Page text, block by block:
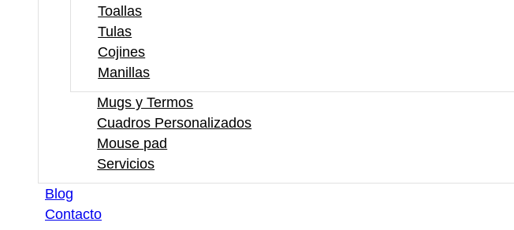
Toallas
Tulas
Cojines
Manillas
Mugs y Termos
Cuadros Personalizados
Mouse pad
Servicios
Blog
Contacto